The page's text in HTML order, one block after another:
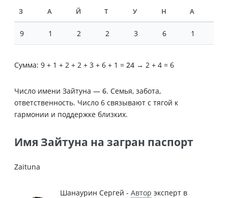
З А Й Т У Н А
9 1 2 2 3 6 1
Сумма: 9 + 1 + 2 + 2 + 3 + 6 + 1 = 24 → 2 + 4 = 6
Число имени Зайтуна — 6. Семья, забота,
ответственность. Число 6 связывают с тягой к
гармонии и поддержке близких.
Имя Зайтуна на загран паспорт
Zaituna
Шанаурин Сергей - Автор эксперт в